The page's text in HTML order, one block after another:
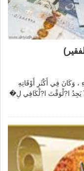
فِي أَكْثَرِ أَوْقَاتِهِ
يَجِدُ ا?لْوَقْتَ ا?لْكَافِي لِ�